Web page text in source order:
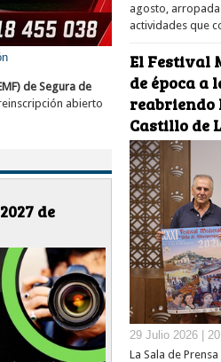
de Segura de
abierto
de
agosto,
actividades que
El Festival
de época a
reabriendo
Castillo de
29 Julio 2026 |
La Sala de